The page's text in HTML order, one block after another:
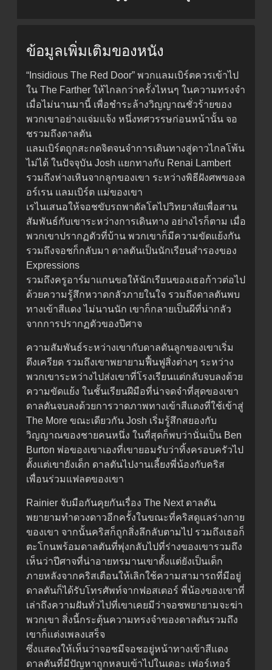
ข้อมูลเพิ่มเติมของหนัง
“Insidious The Red Door” พวกแลมเบิร์ตควรเข้าไป
ใน The Farther ให้ไกลกว่าครั้งไหนๆ ในความทรงจำ
เมื่อไม่นานมานี้ เพื่อชำระล้างวิญญาณชั่วร้ายของ
พวกเขาอย่างแจ่มแจ้ง หนึ่งทศวรรษก่อนหน้านั้น จอ
ชรวมถึงดาลตัน
แลมเบิร์ตถูกสะกดจิตจนจำการเดินทางสู่ดาวไกลโพ้น
ไม่ได้ ในปัจจุบัน Josh แยกทางกับ Renai Lambert
รวมถึงห่างเหินจากลูกของเขา ระหว่างพิธีฝังศพของล
อร์เรน แลมเบิร์ต แม่ของเขา
เรไนเสนอให้จอชขับรถพาดัลโตไปวิทยาลัยเพื่อสาน
สัมพันธ์กับเขาระหว่างการเดินทาง อย่างไรก็ตาม เมื่อ
พวกเขาปรากฏตัวที่บ้าน พวกเขาก็มีความขัดแย้งกัน
รวมถึงจอชก็กลับมา ดาลตันเป็นนักเรียนสำรองของ
Expressions
รวมถึงครูอาร์มาแกนขอให้นักเรียนของเธอก้าวต่อไป
ด้วยความรู้สึกหวาดกลัวภายในใจ รวมถึงดาลตันพบ
ทางเข้าสีแดง ไม่นานนัก เขาก็กลายเป็นผีที่น่ากลัว
จากการปรากฏตัวของปีศาจ
ความสัมพันธ์ระหว่างเขากับดาลตันลูกของเขาเริ่ม
ตึงเครียด รวมถึงเขาพยายามฟื้นฟูสิ่งต่างๆ ระหว่าง
พวกเขาระหว่างไปส่งเขาที่โรงเรียนแต่กลับจบลงด้วย
ความขัดแย้ง ในชั้นเรียนฝีมือที่น่าจดจำที่สุดของเขา
ดาลตันจบลงด้วยการวาดภาพทางเข้าสีแดงที่ใช้เข้าสู่
The More ขณะเดียวกัน Josh เริ่มรู้สึกสยองกับ
วิญญาณของชายคนหนึ่ง ในที่สุดก็พบว่านั่นเป็น Ben
Burton พ่อของเขาเองที่เขายอมรับว่าทิ้งครอบครัวไป
ตั้งแต่เขายังเด็ก ดาลตันไปงานเลี้ยงพี่น้องกับคริส
เพื่อนร่วมแฟลตของเขา
Rainier จับมือกันคุยกันเรื่อง The Next ดาลตัน
พยายามทำดวงดาวอีกครั้งในขณะที่คริสดูแลร่างกาย
ของเขา จากนั้นคริสก็ถูกสิ่งลึกลับตามไป รวมถึงเธอก็
ตะโกนพร้อมดาลตันที่พุ่งกลับไปที่ร่างของเขารวมถึง
เห็นว่าปีศาจที่น่าอายทรมานเขาตั้งแต่ยังเป็นเด็ก
ภายหลังจากคริสเตือนให้เลิกใช้ความสามารถที่มีอยู่
ดาลตันก็ได้รับโทรศัพท์จากฟอสเตอร์ พี่น้องของเขาที่
เล่าถึงความฝันทั่วไปที่เขาเคยมีว่าจอชพยายามจะฆ่า
พวกเขา สิ่งนี้กระตุ้นความทรงจำของดาลตันรวมถึง
เขาก็แต่งเพลงเสร็จ
ซึ่งแสดงให้เห็นว่าจอชมีจอชอยู่หน้าทางเข้าสีแดง
ดาลตันที่มีปัญหาถูกหลบเข้าไปในเดอะ เฟอร์เทอร์